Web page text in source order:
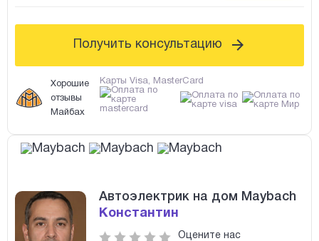
Получить консультацию
Хорошие
отзывы
Майбах
Карты Visa, MasterCard
Автоэлектрик на дом Maybach
Константин
Оцените нас